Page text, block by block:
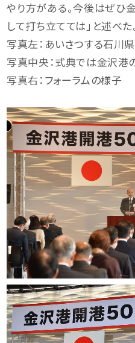
やり方がある。今後はぜひ
して打ち立てては」と述べた
写真左：あいさつする石川
写真中央：式典では金沢港
写真右：フォーラムの様子